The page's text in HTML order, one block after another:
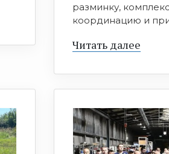
разминку,
координацию и
Читать далее